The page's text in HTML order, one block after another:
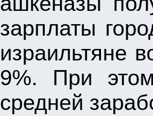
зарплаты
израильтяне
9%. При
средней